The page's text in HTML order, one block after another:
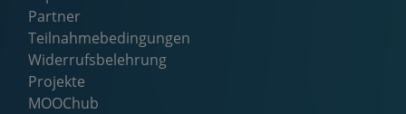
Partner
Teilnahmebedingungen
Widerrufsbelehrung
Projekte
MOOChub